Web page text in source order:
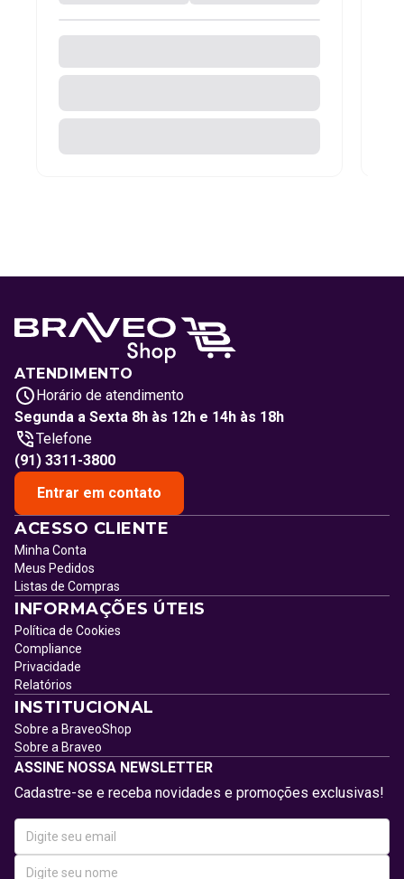
ATENDIMENTO
Horário de atendimento
Segunda a Sexta 8h às 12h e 14h às 18h
Telefone
(91) 3311-3800
Entrar em contato
ACESSO CLIENTE
Minha Conta
Meus Pedidos
Listas de Compras
INFORMAÇÕES ÚTEIS
Política de Cookies
Compliance
Privacidade
Relatórios
INSTITUCIONAL
Sobre a BraveoShop
Sobre a Braveo
ASSINE NOSSA NEWSLETTER
Cadastre-se e receba novidades e promoções exclusivas!